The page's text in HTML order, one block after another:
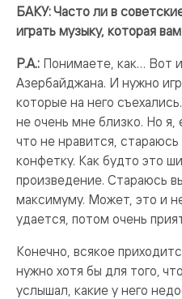
БАКУ: Часто ли в
играть музыку, которая
Р.А.: Понимаете, как… Вот
Азербайджана. И нужно
которые на него
не очень мне близко. Но я,
что не нравится, стараюсь
конфетку. Как будто это
произведение. Стараюсь
максимуму. Может, это и
удается, потом очень
Конечно, всякое
нужно хотя бы для того,
услышал, какие у него